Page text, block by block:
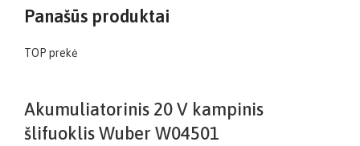
Panašūs produktai
TOP prekė
Akumuliatorinis 20 V kampinis
šlifuoklis Wuber W04501